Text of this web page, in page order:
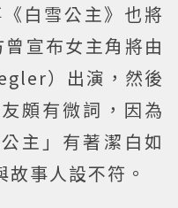
白雪公主》也將
宣布女主角將由
）出演，然後
頗有微詞，因為
主」有著潔白如
事人設不符。